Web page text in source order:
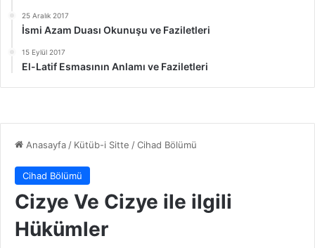
25 Aralık 2017
İsmi Azam Duası Okunuşu ve Faziletleri
15 Eylül 2017
El-Latif Esmasının Anlamı ve Faziletleri